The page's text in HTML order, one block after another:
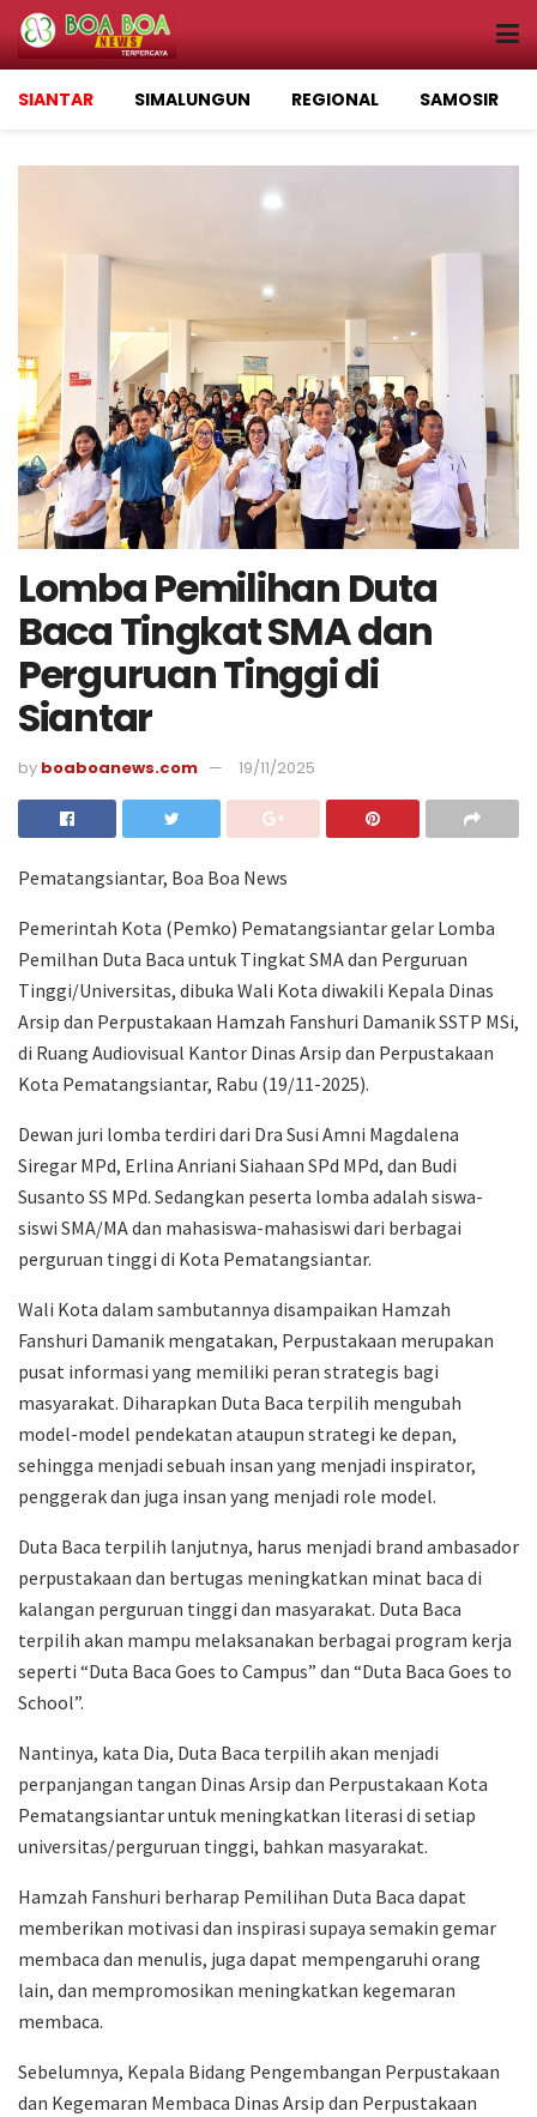
SIANTAR SIMALUNGUN REGIONAL SAMOSIR
Lomba Pemilihan Duta
Baca Tingkat SMA dan
Perguruan Tinggi di
Siantar
by boaboanews.com 19/11/2025
Pematangsiantar, Boa Boa News
Pemerintah Kota (Pemko) Pematangsiantar gelar Lomba
Pemilhan Duta Baca untuk Tingkat SMA dan Perguruan
Tinggi/Universitas, dibuka Wali Kota diwakili Kepala Dinas
Arsip dan Perpustakaan Hamzah Fanshuri Damanik SSTP MSi,
di Ruang Audiovisual Kantor Dinas Arsip dan Perpustakaan
Kota Pematangsiantar, Rabu (19/11-2025).
Dewan juri lomba terdiri dari Dra Susi Amni Magdalena
Siregar MPd, Erlina Anriani Siahaan SPd MPd, dan Budi
Susanto SS MPd. Sedangkan peserta lomba adalah siswa-
siswi SMA/MA dan mahasiswa-mahasiswi dari berbagai
perguruan tinggi di Kota Pematangsiantar.
Wali Kota dalam sambutannya disampaikan Hamzah
Fanshuri Damanik mengatakan, Perpustakaan merupakan
pusat informasi yang memiliki peran strategis bagi
masyarakat. Diharapkan Duta Baca terpilih mengubah
model-model pendekatan ataupun strategi ke depan,
sehingga menjadi sebuah insan yang menjadi inspirator,
penggerak dan juga insan yang menjadi role model.
Duta Baca terpilih lanjutnya, harus menjadi brand ambasador
perpustakaan dan bertugas meningkatkan minat baca di
kalangan perguruan tinggi dan masyarakat. Duta Baca
terpilih akan mampu melaksanakan berbagai program kerja
seperti “Duta Baca Goes to Campus” dan “Duta Baca Goes to
School”.
Nantinya, kata Dia, Duta Baca terpilih akan menjadi
perpanjangan tangan Dinas Arsip dan Perpustakaan Kota
Pematangsiantar untuk meningkatkan literasi di setiap
universitas/perguruan tinggi, bahkan masyarakat.
Hamzah Fanshuri berharap Pemilihan Duta Baca dapat
memberikan motivasi dan inspirasi supaya semakin gemar
membaca dan menulis, juga dapat mempengaruhi orang
lain, dan mempromosikan meningkatkan kegemaran
membaca.
Sebelumnya, Kepala Bidang Pengembangan Perpustakaan
dan Kegemaran Membaca Dinas Arsip dan Perpustakaan